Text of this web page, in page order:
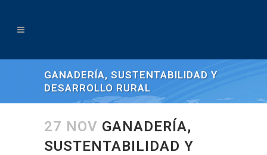
GANADERÍA, SUSTENTABILIDAD Y
DESARROLLO RURAL
27 NOV GANADERÍA,
SUSTENTABILIDAD Y